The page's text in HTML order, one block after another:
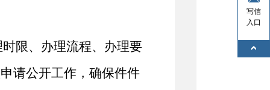
时限、办理流程、办理要
请公开工作，确保件件
写信
入口